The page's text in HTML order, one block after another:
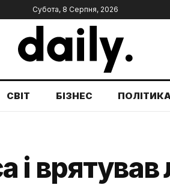
Субота, 8 Серпня, 2026
СВІТ БІЗНЕС
і